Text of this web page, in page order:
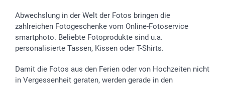
Abwechslung in der Welt der Fotos bringen die
zahlreichen Fotogeschenke vom Online-Fotoservice
smartphoto. Beliebte Fotoprodukte sind u.a.
personalisierte Tassen, Kissen oder T-Shirts.
Damit die Fotos aus den Ferien oder von Hochzeiten nicht
in Vergessenheit geraten, werden gerade in den